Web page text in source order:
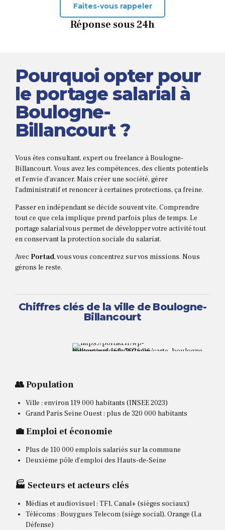
Faites-vous rappeler
Réponse sous 24h
Pourquoi opter pour
le portage salarial à
Boulogne-
Billancourt ?
Vous êtes consultant, expert ou freelance à Boulogne-
Billancourt. Vous avez les compétences, des clients potentiels
et l’envie d’avancer. Mais créer une société, gérer
l’administratif et renoncer à certaines protections, ça freine.
Passer en indépendant se décide souvent vite. Comprendre
tout ce que cela implique prend parfois plus de temps. Le
portage salarial vous permet de développer votre activité tout
en conservant la protection sociale du salariat.
Avec Portad, vous vous concentrez sur vos missions. Nous
gérons le reste.
Chiffres clés de la ville de Boulogne-
Billancourt
👥 Population
Ville : environ 119 000 habitants (INSEE 2023)
Grand Paris Seine Ouest : plus de 320 000 habitants
💼 Emploi et économie
Plus de 110 000 emplois salariés sur la commune
Deuxième pôle d’emploi des Hauts-de-Seine
🏭 Secteurs et acteurs clés
Médias et audiovisuel : TF1, Canal+ (sièges sociaux)
Télécoms : Bouygues Telecom (siège social), Orange (La
Défense)